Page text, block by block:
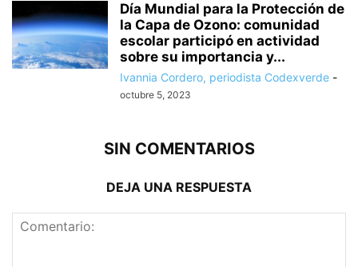
Día Mundial para la Protección de
la Capa de Ozono: comunidad
escolar participó en actividad
sobre su importancia y...
Ivannia Cordero, periodista Codexverde -
octubre 5, 2023
SIN COMENTARIOS
DEJA UNA RESPUESTA